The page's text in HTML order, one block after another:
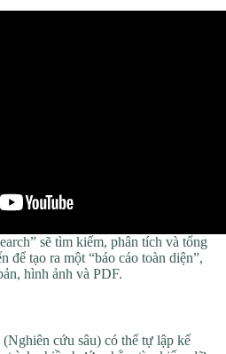
sẽ tìm kiếm, phân tích và tổng
để tạo ra một “báo cáo toàn diện”,
hình ảnh và PDF.
cứu sâu) có thể tự lập kế